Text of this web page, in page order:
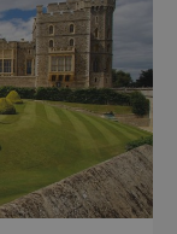
cest.